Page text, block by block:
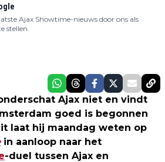
Ajax Showtime-nieuws door ons als
stellen.
Ajax niet en vindt
goed is begonnen
laat hij maandag weten op
in aanloop naar het
-duel tussen Ajax en